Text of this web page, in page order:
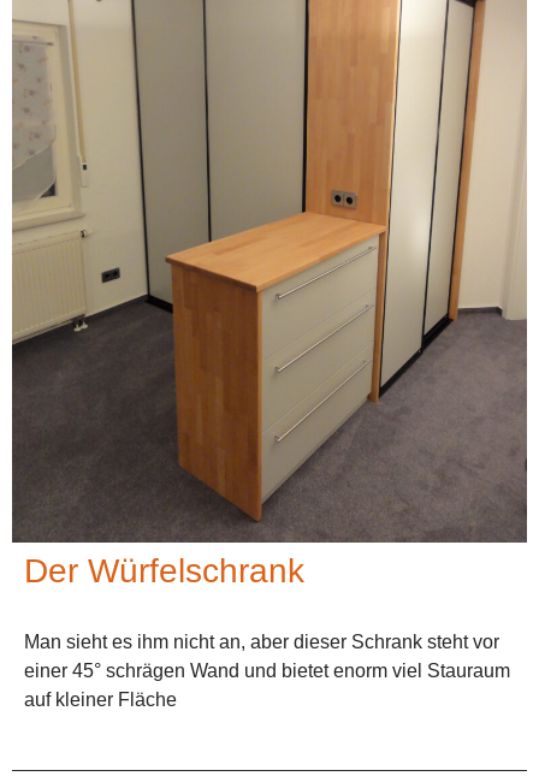
Der Würfelschrank
Man sieht es ihm nicht an, aber dieser Schrank steht vor
einer 45° schrägen Wand und bietet enorm viel Stauraum
auf kleiner Fläche